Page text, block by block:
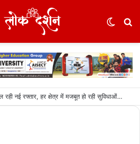
रायगढ़ में विकास को मिल रही नई रफ्तार, हर क्षेत्र में मजबूत हो रही सुविधाओं की नींव: वित्त मंत्री ओपी चौधरी……